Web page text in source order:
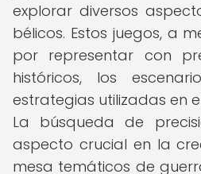
explorar diversos
bélicos. Estos juegos, a
por representar con
históricos, los
estrategias utilizadas en
La búsqueda de
aspecto crucial en la
mesa temáticos de